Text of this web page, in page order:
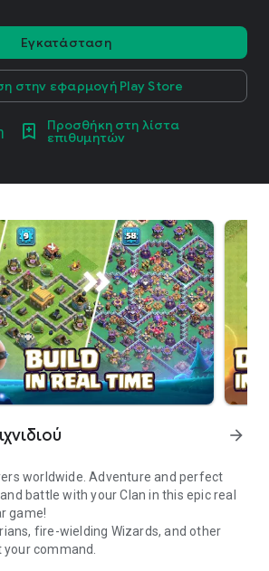
Εγκατάσταση
στην εφαρμογή Play Store
Προσθήκη στη λίστα
επιθυμητών
arrow_forward
worldwide. Adventure and perfect
battle with your Clan in this epic real
game!
fire-wielding Wizards, and other
command.